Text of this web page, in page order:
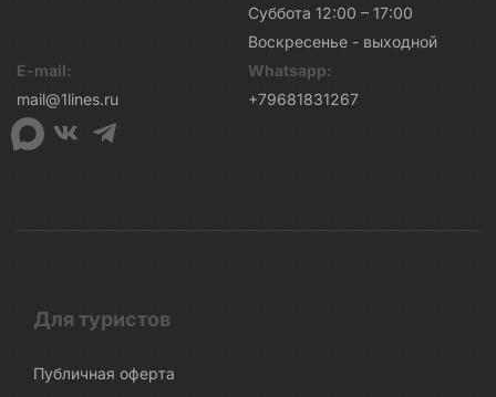
Суббота 12:00 – 17:00
Воскресенье - выходной
E-mail:
mail@1lines.ru
Whatsapp:
+79681831267
Для туристов
Публичная оферта